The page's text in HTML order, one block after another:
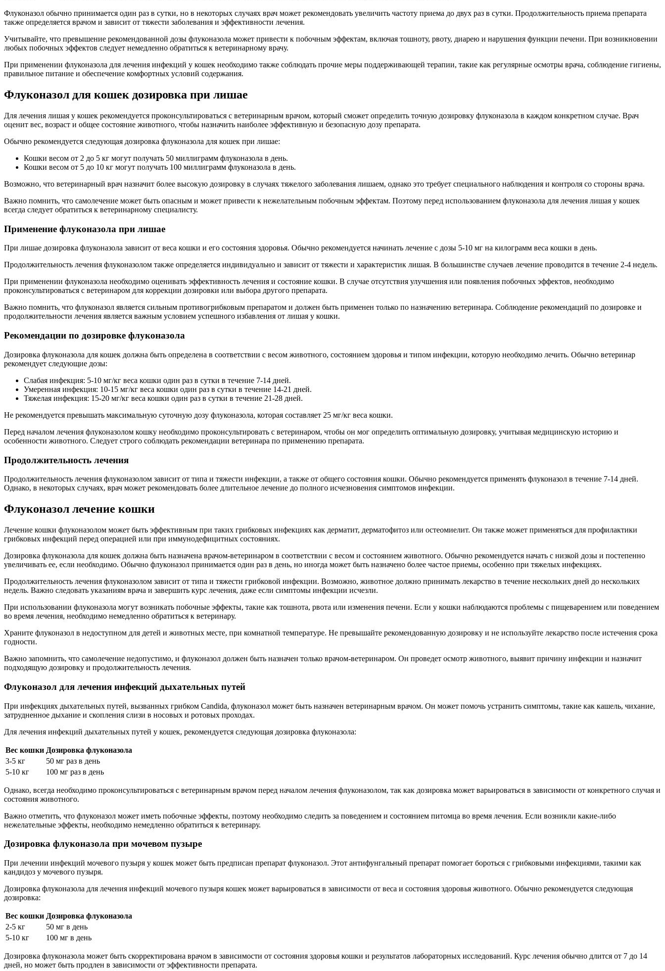
Флуконазол обычно принимается один раз в сутки, но в некоторых случаях врач может рекомендовать увеличить частоту приема до двух раз в сутки. Продолжительность приема препарата
также определяется врачом и зависит от тяжести заболевания и эффективности лечения.
Учитывайте, что превышение рекомендованной дозы флуконазола может привести к побочным эффектам, включая тошноту, рвоту, диарею и нарушения функции печени. При возникновении
любых побочных эффектов следует немедленно обратиться к ветеринарному врачу.
При применении флуконазола для лечения инфекций у кошек необходимо также соблюдать прочие меры поддерживающей терапии, такие как регулярные осмотры врача, соблюдение гигиены,
правильное питание и обеспечение комфортных условий содержания.
Флуконазол для кошек дозировка при лишае
Для лечения лишая у кошек рекомендуется проконсультироваться с ветеринарным врачом, который сможет определить точную дозировку флуконазола в каждом конкретном случае. Врач
оценит вес, возраст и общее состояние животного, чтобы назначить наиболее эффективную и безопасную дозу препарата.
Обычно рекомендуется следующая дозировка флуконазола для кошек при лишае:
Кошки весом от 2 до 5 кг могут получать 50 миллиграмм флуконазола в день.
Кошки весом от 5 до 10 кг могут получать 100 миллиграмм флуконазола в день.
Возможно, что ветеринарный врач назначит более высокую дозировку в случаях тяжелого заболевания лишаем, однако это требует специального наблюдения и контроля со стороны врача.
Важно помнить, что самолечение может быть опасным и может привести к нежелательным побочным эффектам. Поэтому перед использованием флуконазола для лечения лишая у кошек
всегда следует обратиться к ветеринарному специалисту.
Применение флуконазола при лишае
При лишае дозировка флуконазола зависит от веса кошки и его состояния здоровья. Обычно рекомендуется начинать лечение с дозы 5-10 мг на килограмм веса кошки в день.
Продолжительность лечения флуконазолом также определяется индивидуально и зависит от тяжести и характеристик лишая. В большинстве случаев лечение проводится в течение 2-4 недель.
При применении флуконазола необходимо оценивать эффективность лечения и состояние кошки. В случае отсутствия улучшения или появления побочных эффектов, необходимо
проконсультироваться с ветеринаром для коррекции дозировки или выбора другого препарата.
Важно помнить, что флуконазол является сильным противогрибковым препаратом и должен быть применен только по назначению ветеринара. Соблюдение рекомендаций по дозировке и
продолжительности лечения является важным условием успешного избавления от лишая у кошки.
Рекомендации по дозировке флуконазола
Дозировка флуконазола для кошек должна быть определена в соответствии с весом животного, состоянием здоровья и типом инфекции, которую необходимо лечить. Обычно ветеринар
рекомендует следующие дозы:
Слабая инфекция: 5-10 мг/кг веса кошки один раз в сутки в течение 7-14 дней.
Умеренная инфекция: 10-15 мг/кг веса кошки один раз в сутки в течение 14-21 дней.
Тяжелая инфекция: 15-20 мг/кг веса кошки один раз в сутки в течение 21-28 дней.
Не рекомендуется превышать максимальную суточную дозу флуконазола, которая составляет 25 мг/кг веса кошки.
Перед началом лечения флуконазолом кошку необходимо проконсультировать с ветеринаром, чтобы он мог определить оптимальную дозировку, учитывая медицинскую историю и
особенности животного. Следует строго соблюдать рекомендации ветеринара по применению препарата.
Продолжительность лечения
Продолжительность лечения флуконазолом зависит от типа и тяжести инфекции, а также от общего состояния кошки. Обычно рекомендуется применять флуконазол в течение 7-14 дней.
Однако, в некоторых случаях, врач может рекомендовать более длительное лечение до полного исчезновения симптомов инфекции.
Флуконазол лечение кошки
Лечение кошки флуконазолом может быть эффективным при таких грибковых инфекциях как дерматит, дерматофитоз или остеомиелит. Он также может применяться для профилактики
грибковых инфекций перед операцией или при иммунодефицитных состояниях.
Дозировка флуконазола для кошек должна быть назначена врачом-ветеринаром в соответствии с весом и состоянием животного. Обычно рекомендуется начать с низкой дозы и постепенно
увеличивать ее, если необходимо. Обычно флуконазол принимается один раз в день, но иногда может быть назначено более частое приемы, особенно при тяжелых инфекциях.
Продолжительность лечения флуконазолом зависит от типа и тяжести грибковой инфекции. Возможно, животное должно принимать лекарство в течение нескольких дней до нескольких
недель. Важно следовать указаниям врача и завершить курс лечения, даже если симптомы инфекции исчезли.
При использовании флуконазола могут возникать побочные эффекты, такие как тошнота, рвота или изменения печени. Если у кошки наблюдаются проблемы с пищеварением или поведением
во время лечения, необходимо немедленно обратиться к ветеринару.
Храните флуконазол в недоступном для детей и животных месте, при комнатной температуре. Не превышайте рекомендованную дозировку и не используйте лекарство после истечения срока
годности.
Важно запомнить, что самолечение недопустимо, и флуконазол должен быть назначен только врачом-ветеринаром. Он проведет осмотр животного, выявит причину инфекции и назначит
подходящую дозировку и продолжительность лечения.
Флуконазол для лечения инфекций дыхательных путей
При инфекциях дыхательных путей, вызванных грибком Candida, флуконазол может быть назначен ветеринарным врачом. Он может помочь устранить симптомы, такие как кашель, чихание,
затрудненное дыхание и скопления слизи в носовых и ротовых проходах.
Для лечения инфекций дыхательных путей у кошек, рекомендуется следующая дозировка флуконазола:
Вес кошки Дозировка флуконазола
3-5 кг
50 мг раз в день
5-10 кг
100 мг раз в день
Однако, всегда необходимо проконсультироваться с ветеринарным врачом перед началом лечения флуконазолом, так как дозировка может варьироваться в зависимости от конкретного случая и
состояния животного.
Важно отметить, что флуконазол может иметь побочные эффекты, поэтому необходимо следить за поведением и состоянием питомца во время лечения. Если возникли какие-либо
нежелательные эффекты, необходимо немедленно обратиться к ветеринару.
Дозировка флуконазола при мочевом пузыре
При лечении инфекций мочевого пузыря у кошек может быть предписан препарат флуконазол. Этот антифунгальный препарат помогает бороться с грибковыми инфекциями, такими как
кандидоз у мочевого пузыря.
Дозировка флуконазола для лечения инфекций мочевого пузыря кошек может варьироваться в зависимости от веса и состояния здоровья животного. Обычно рекомендуется следующая
дозировка:
Вес кошки Дозировка флуконазола
2-5 кг
50 мг в день
5-10 кг
100 мг в день
Дозировка флуконазола может быть скорректирована врачом в зависимости от состояния здоровья кошки и результатов лабораторных исследований. Курс лечения обычно длится от 7 до 14
дней, но может быть продлен в зависимости от эффективности препарата.